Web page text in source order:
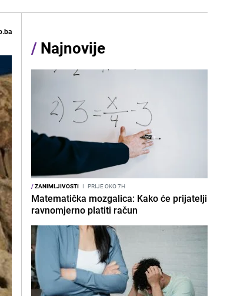
/ Najnovije
/ZANIMLJIVOSTI I PRIJE OKO 7H
Matematička mozgalica: Kako će prijatelji
ravnomjerno platiti račun